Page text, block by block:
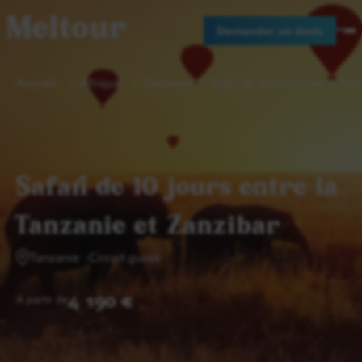
Meltour Demander un devis
Safari de 10 jours entre la
Safari de 10 jours entre la
Tanzanie et Zanzibar
Tanzanie Circuit guidé
A partir de 4 190 €